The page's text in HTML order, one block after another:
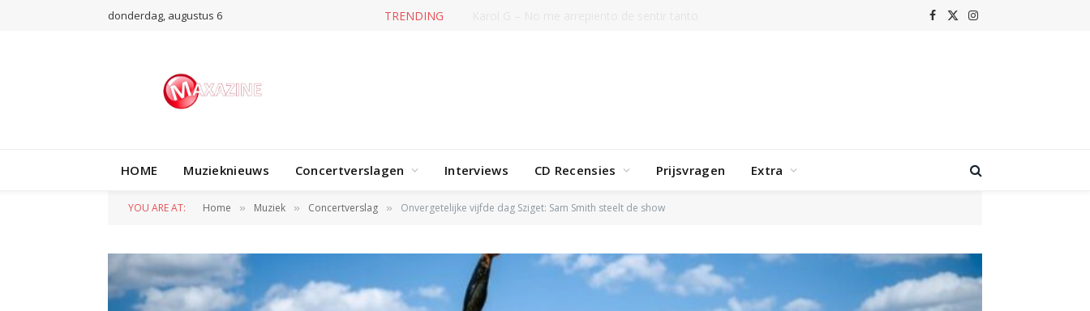
donderdag, augustus 6 TRENDING Facebook
X
Instagram
HOME Muzieknieuws Concertverslagen Interviews CD Recensies Prijsvragen Extra
YOU ARE AT: Home » Muziek » Concertverslag » Onvergetelijke vijfde dag Sziget: Sam Smith steelt de show